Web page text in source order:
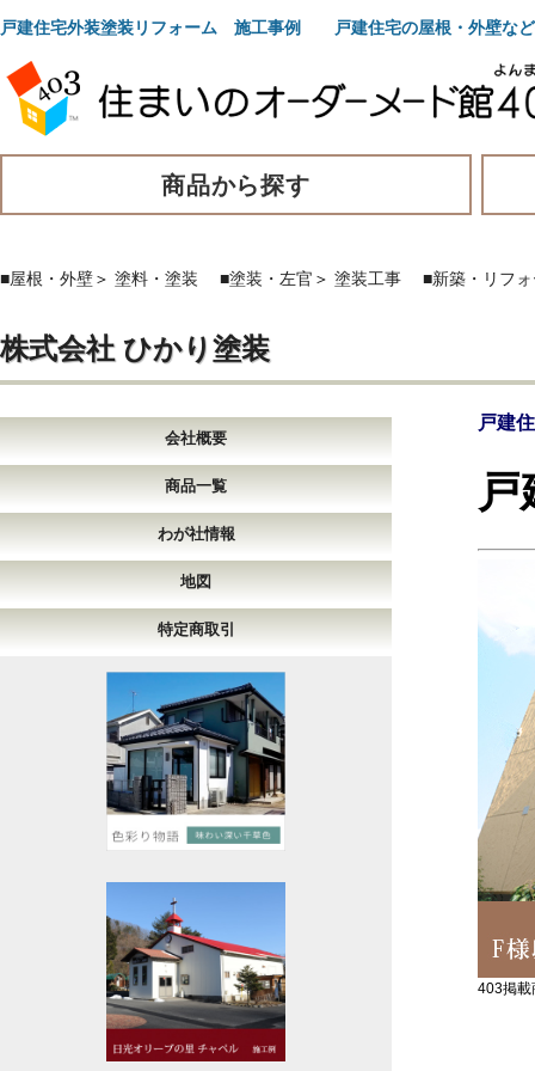
戸建住宅外装塗装リフォーム 施工事例 戸建住宅の屋根・外壁など
商品から探す
■屋根・外壁＞ 塗料・塗装 ■塗装・左官 ＞ 塗装工事 ■新築・リフ
株式会社 ひかり塗装
会社概要
商品一覧
わが社情報
地図
特定商取引
戸建
403掲載